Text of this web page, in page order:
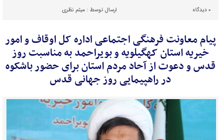
۰ دیدگاه ارسال توسط : میثم نظری
پیام معاونت فرهنگی اجتماعی اداره کل اوقاف و امور
خیریه استان کهگیلویه و بویراحمد به مناسبت روز
قدس و دعوت از آحاد مردم استان برای حضور باشکوه
در راهپیمایی روز جهانی قدس